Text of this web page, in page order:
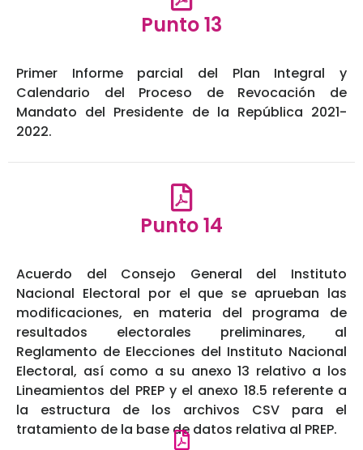
Punto 13
Primer Informe parcial del Plan Integral y
Calendario del Proceso de Revocación de
Mandato del Presidente de la República 2021-
2022.
Punto 14
Acuerdo del Consejo General del Instituto
Nacional Electoral por el que se aprueban las
modificaciones, en materia del programa de
resultados electorales preliminares, al
Reglamento de Elecciones del Instituto Nacional
Electoral, así como a su anexo 13 relativo a los
Lineamientos del PREP y el anexo 18.5 referente a
la estructura de los archivos CSV para el
tratamiento de la base de datos relativa al PREP.